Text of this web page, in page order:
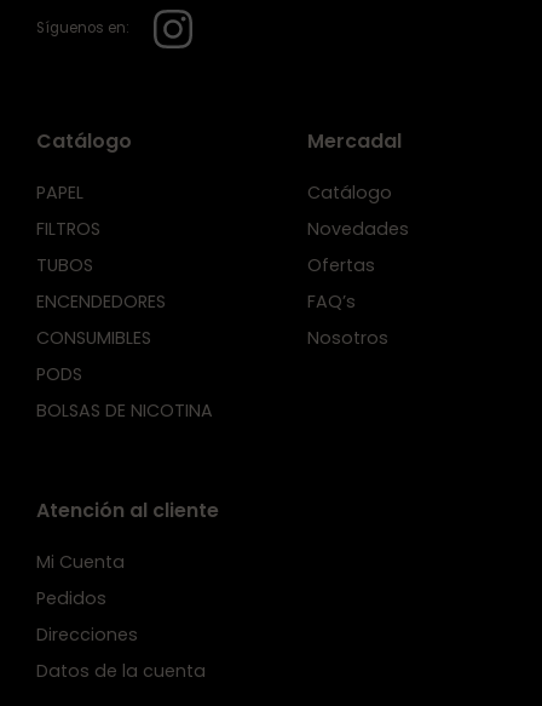
Síguenos en:
Catálogo
PAPEL
FILTROS
TUBOS
ENCENDEDORES
CONSUMIBLES
PODS
BOLSAS DE NICOTINA
Mercadal
Catálogo
Novedades
Ofertas
FAQ’s
Nosotros
Atención al cliente
Mi Cuenta
Pedidos
Direcciones
Datos de la cuenta